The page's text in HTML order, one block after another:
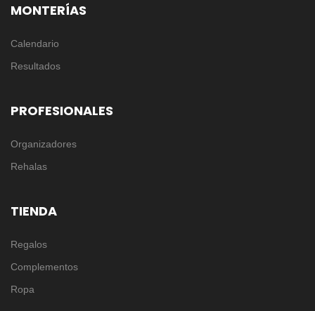
MONTERÍAS
Calendario
Resultados
PROFESIONALES
Organizadores
Rehalas
TIENDA
Regalos
Complementos
Ropa